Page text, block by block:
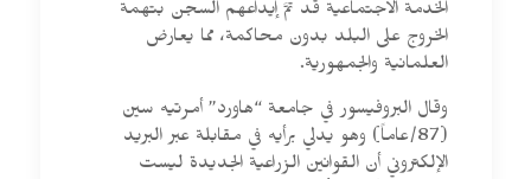
الخدمة الاجتماعية قد تمَّ إيداعهم السجن بتهمة
الخروج على البلد بدون محاكمة، مما يعارض
العلمانية والجمهورية.
وقال البروفيسور في جامعة “هاورد” أمرتيه سين
(87/عاماً) وهو يدلي برأيه في مقابلة عبر البريد
الإلكتروني أن القوانين الزراعية الجديدة ليست